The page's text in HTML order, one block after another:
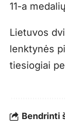
11-a
Lietuvos
lenktynės
tiesiogiai
Bendrinti